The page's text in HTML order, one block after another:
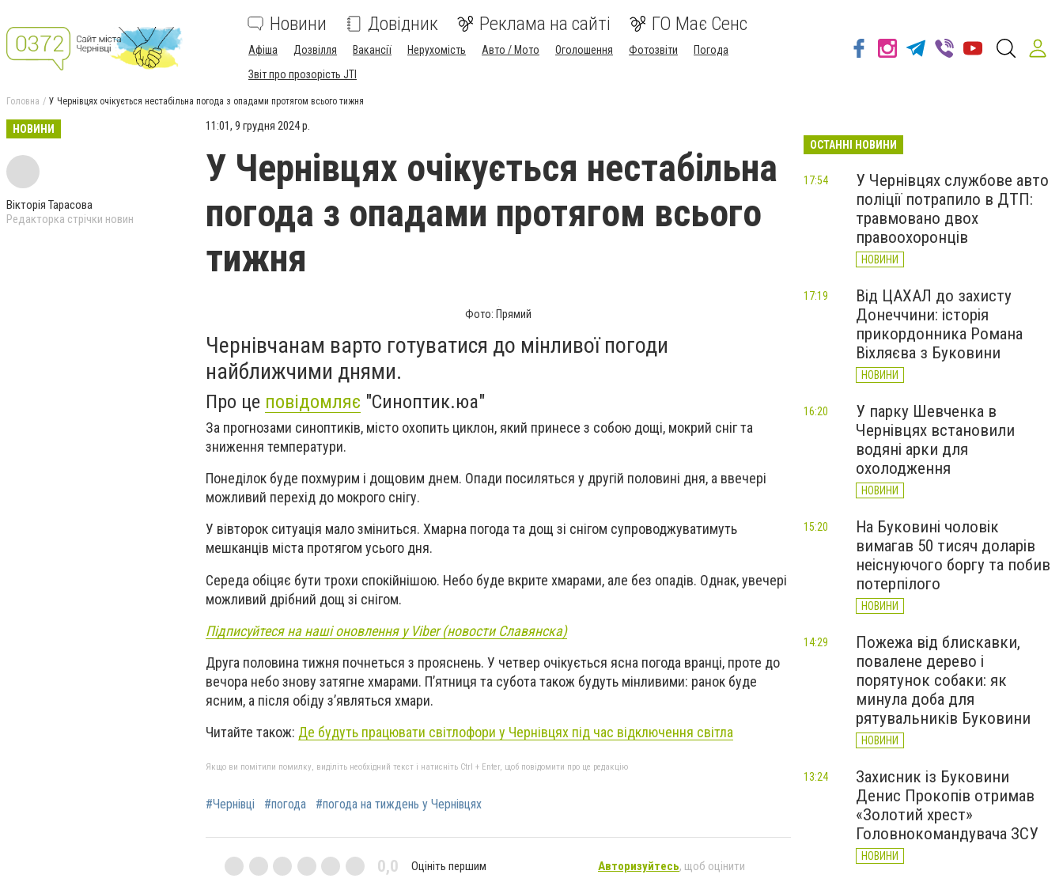
Новини Довідник Реклама на сайті ГО Має Сенс
Афіша Дозвілля Вакансії Нерухомість Авто / Мото Оголошення Фотозвіти
Погода
Звіт про прозорість JTI
Головна У Чернівцях очікується нестабільна погода з опадами протягом всього тижня
НОВИНИ
Вікторія Тарасова
Редакторка стрічки новин
11:01, 9 грудня 2024 р.
У Чернівцях очікується нестабільна
погода з опадами протягом всього
тижня
Фото: Прямий
Чернівчанам варто готуватися до мінливої погоди
найближчими днями.
Про це повідомляє "Синоптик.юа"
За прогнозами синоптиків, місто охопить циклон, який принесе з собою дощі, мокрий сніг та
зниження температури.
Понеділок буде похмурим і дощовим днем. Опади посиляться у другій половині дня, а ввечері
можливий перехід до мокрого снігу.
У вівторок ситуація мало зміниться. Хмарна погода та дощ зі снігом супроводжуватимуть
мешканців міста протягом усього дня.
Середа обіцяє бути трохи спокійнішою. Небо буде вкрите хмарами, але без опадів. Однак, увечері
можливий дрібний дощ зі снігом.
Підписуйтеся на наші оновлення у Viber (новости Славянска)
Друга половина тижня почнеться з прояснень. У четвер очікується ясна погода вранці, проте до
вечора небо знову затягне хмарами. П’ятниця та субота також будуть мінливими: ранок буде
ясним, а після обіду з’являться хмари.
Читайте також: Де будуть працювати світлофори у Чернівцях під час відключення світла
Якщо ви помітили помилку, виділіть необхідний текст і натисніть Ctrl + Enter, щоб повідомити про це редакцію
#Чернівці #погода #погода на тиждень у Чернівцях
0,0 Оцініть першим Авторизуйтесь, щоб оцінити
ОСТАННІ НОВИНИ
У Чернівцях службове авто
поліції потрапило в ДТП:
травмовано двох
правоохоронців
НОВИНИ
17:54
Від ЦАХАЛ до захисту
Донеччини: історія
прикордонника Романа
Віхляєва з Буковини
НОВИНИ
17:19
У парку Шевченка в
Чернівцях встановили
водяні арки для
охолодження
НОВИНИ
16:20
На Буковині чоловік
вимагав 50 тисяч доларів
неіснуючого боргу та побив
потерпілого
НОВИНИ
15:20
Пожежа від блискавки,
повалене дерево і
порятунок собаки: як
минула доба для
рятувальників Буковини
НОВИНИ
14:29
Захисник із Буковини
Денис Прокопів отримав
«Золотий хрест»
Головнокомандувача ЗСУ
НОВИНИ
13:24